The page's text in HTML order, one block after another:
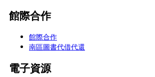
館際合作
館際合作
南區圖書代借代還
電子資源